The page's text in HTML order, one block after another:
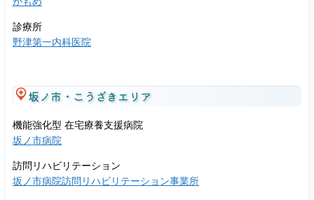
診療所
野津第一内科医院
坂ノ市・こうざきエリア
機能強化型 在宅療養支援病院
坂ノ市病院
訪問リハビリテーション
坂ノ市病院訪問リハビリテーション事業所